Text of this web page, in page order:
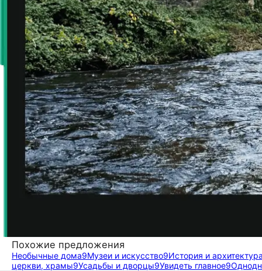
Похожие предложения
Необычные дома9Музеи и искусство9История и
церкви, храмы9Усадьбы и дворцы9Увидеть главное9